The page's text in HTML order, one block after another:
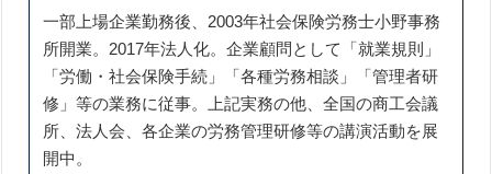
一部上場企業勤務後、2003年社会保険労務士小野事務
所開業。2017年法人化。企業顧問として「就業規則」
「労働・社会保険手続」「各種労務相談」「管理者研
修」等の業務に従事。上記実務の他、全国の商工会議
所、法人会、各企業の労務管理研修等の講演活動を展
開中。